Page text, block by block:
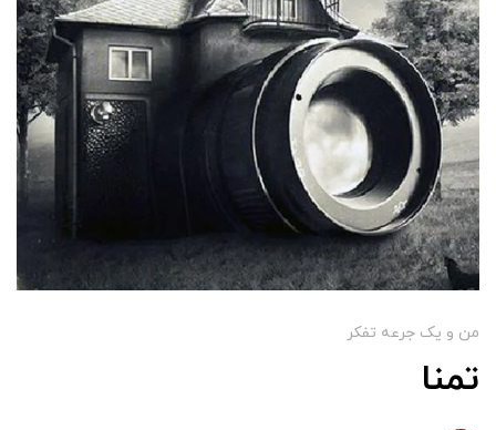
من و یک جرعه تفکر
تمنا